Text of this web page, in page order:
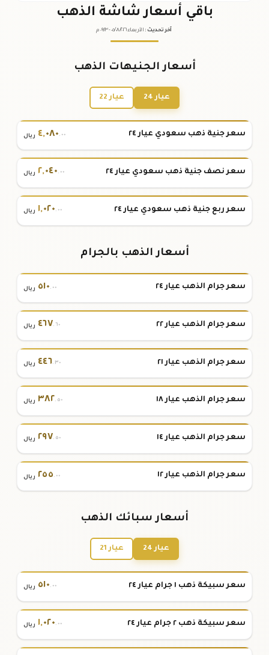
باقي أسعار شاشة الذهب
آخر تحديث : الأربعاء ٠٥ /٠٨/٢٠٢٦ - ٠٩:٢٣م
أسعار الجنيهات الذهب
عيار 24 عيار 22
سعر جنية ذهب سعودي عيار ٢٤ ٤,٠٨٠.٠٠ ريال
سعر نصف جنية ذهب سعودي عيار ٢٤ ٢,٠٤٠.٠٠ ريال
سعر ربع جنية ذهب سعودي عيار ٢٤ ١,٠٢٠.٠٠ ريال
أسعار الذهب بالجرام
سعر جرام الذهب عيار ٢٤ ٥١٠.٠٠ ريال
سعر جرام الذهب عيار ٢٢ ٤٦٧.٦٠ ريال
سعر جرام الذهب عيار ٢١ ٤٤٦.٣٠ ريال
سعر جرام الذهب عيار ١٨ ٣٨٢.٥٠ ريال
سعر جرام الذهب عيار ١٤ ٢٩٧.٥٠ ريال
سعر جرام الذهب عيار ١٢ ٢٥٥.٠٠ ريال
أسعار سبائك الذهب
عيار 24 عيار 21
سعر سبيكة ذهب ١ جرام عيار ٢٤ ٥١٠.٠٠ ريال
سعر سبيكة ذهب ٢ جرام عيار ٢٤ ١,٠٢٠.٠٠ ريال